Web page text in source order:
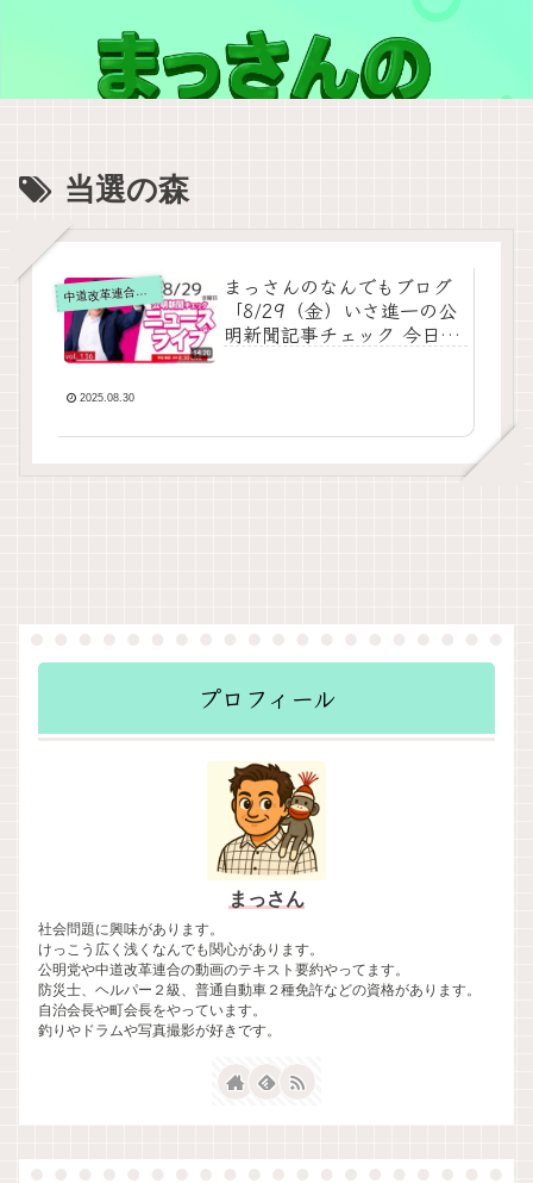
当選の森
中道改革連合の動画をテキスト要約
まっさんのなんでもブログ
「8/29（金）いさ進一の公
明新聞記事チェック 今日の
2025.08.30
プロフィール
まっさん
社会問題に興味があります。
けっこう広く浅くなんでも関心があります。
公明党や中道改革連合の動画のテキスト要約やってます。
防災士、ヘルパー２級、普通自動車２種免許などの資格があります。
自治会長や町会長をやっています。
釣りやドラムや写真撮影が好きです。